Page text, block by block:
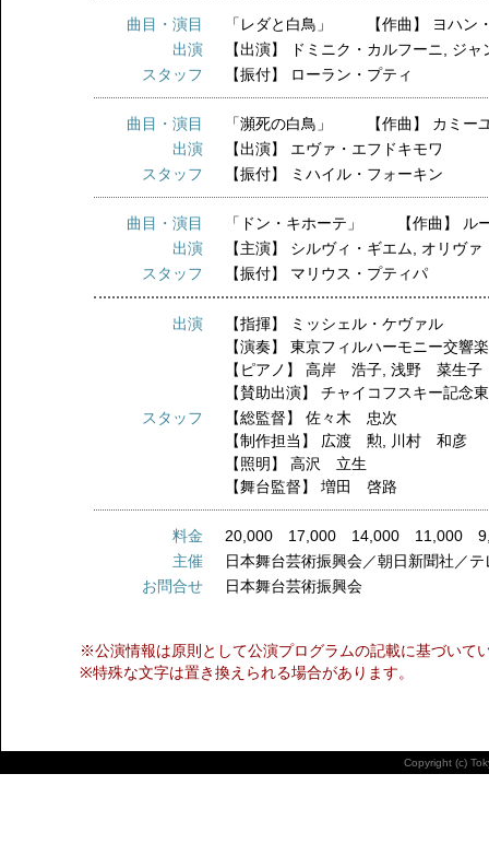
曲目・演目
「レダと白鳥」 【作曲】 ヨハン
出演
【出演】 ドミニク・カルフーニ
ジャ
スタッフ
【振付】 ローラン・プティ
曲目・演目
「瀕死の白鳥」 【作曲】 カミー
出演
【出演】 エヴァ・エフドキモワ
スタッフ
【振付】 ミハイル・フォーキン
曲目・演目
「ドン・キホーテ」 【作曲】 ル
出演
【主演】 シルヴィ・ギエム
オリヴァ
スタッフ
【振付】 マリウス・プティパ
出演 【指揮】
ミッシェル・ケヴァル
【演奏】東京フィルハーモニー交響
【ピアノ】高岸 浩子 ,浅野 菜生子
【賛助出演】チャイコフスキー記念
スタッフ
【総監督】佐々木 忠次
【制作担当】 広渡 勲
川村 和彦
【照明】高沢 立生
【舞台監督】増田 啓路
料金
20,000 17,000 14,000 11,000
主催
日本舞台芸術振興会／朝日新聞社／
お問合せ
日本舞台芸術振興会
※公演情報は原則として公演プログラムの記載に基づいて
※特殊な文字は置き換えられる場合があります。
Copyright (c)